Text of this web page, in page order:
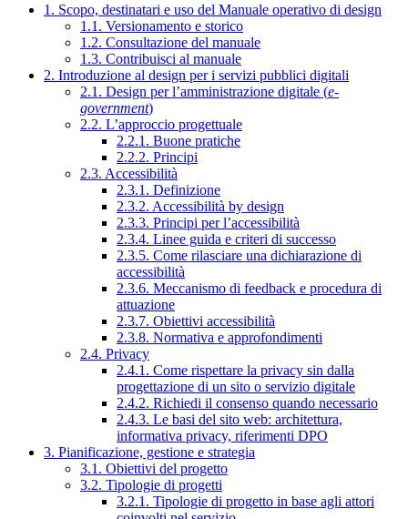
1. Scopo, destinatari e uso del Manuale operativo di design
1.1. Versionamento e storico
1.2. Consultazione del manuale
1.3. Contribuisci al manuale
2. Introduzione al design per i servizi pubblici digitali
2.1. Design per l’amministrazione digitale (e-
government)
2.2. L’approccio progettuale
2.2.1. Buone pratiche
2.2.2. Principi
2.3. Accessibilità
2.3.1. Definizione
2.3.2. Accessibilità by design
2.3.3. Principi per l’accessibilità
2.3.4. Linee guida e criteri di successo
2.3.5. Come rilasciare una dichiarazione di
accessibilità
2.3.6. Meccanismo di feedback e procedura di
attuazione
2.3.7. Obiettivi accessibilità
2.3.8. Normativa e approfondimenti
2.4. Privacy
2.4.1. Come rispettare la privacy sin dalla
progettazione di un sito o servizio digitale
2.4.2. Richiedi il consenso quando necessario
2.4.3. Le basi del sito web: architettura,
informativa privacy, riferimenti DPO
3. Pianificazione, gestione e strategia
3.1. Obiettivi del progetto
3.2. Tipologie di progetti
3.2.1. Tipologie di progetto in base agli attori